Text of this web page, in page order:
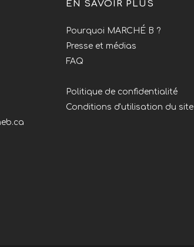
EN SAVOIR PLUS
Pourquoi MARCHÉ B ?
Presse et médias
FAQ
Politique de confidentialité
Conditions d'utilisation du site